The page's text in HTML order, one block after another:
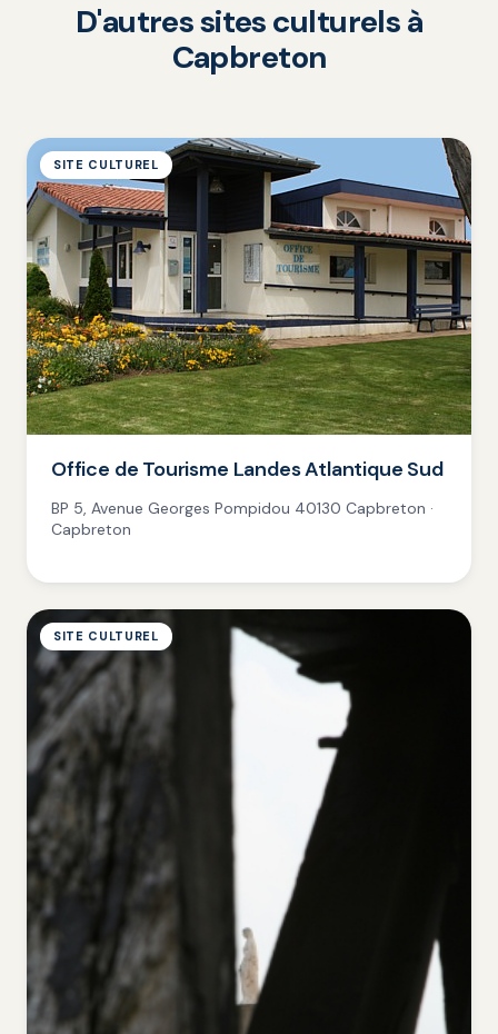
D'autres sites culturels à
Capbreton
SITE CULTUREL
Office de Tourisme Landes Atlantique Sud
BP 5, Avenue Georges Pompidou 40130 Capbreton ·
Capbreton
SITE CULTUREL